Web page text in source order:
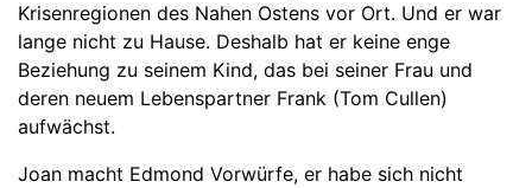
Krisenregionen des Nahen Ostens vor Ort. Und er war
lange nicht zu Hause. Deshalb hat er keine enge
Beziehung zu seinem Kind, das bei seiner Frau und
deren neuem Lebenspartner Frank (Tom Cullen)
aufwächst.
Joan macht Edmond Vorwürfe, er habe sich nicht